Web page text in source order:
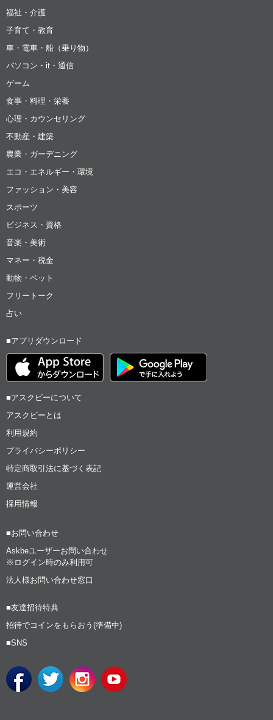
福祉・介護
子育て・教育
車・電車・船（乗り物）
パソコン・it・通信
ゲーム
食事・料理・栄養
心理・カウンセリング
不動産・建築
農業・ガーデニング
エコ・エネルギー・環境
ファッション・美容
スポーツ
ビジネス・資格
音楽・美術
マネー・税金
動物・ペット
フリートーク
占い
■アプリダウンロード
■アスクビーについて
アスクビーとは
利用規約
プライバシーポリシー
特定商取引法に基づく表記
運営会社
採用情報
■お問い合わせ
Askbeユーザーお問い合わせ
※ログイン時のみ利用可
法人様お問い合わせ窓口
■友達招待特典
招待でコインをもらおう(準備中)
■SNS